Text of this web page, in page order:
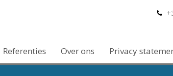
Referenties Over ons Privacy